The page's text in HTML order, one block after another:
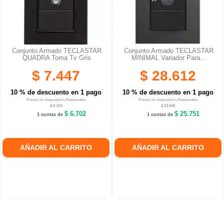
Conjunto Armado TECLASTAR
QUADRA Toma Tv Gris
$ 7.447
10 % de descuento en 1 pago
Precio sin Impuestos Nacionales
$ 6.154
1 cuotas de $ 6.702
AÑADIR AL CARRITO
Conjunto Armado TECLASTAR
MINIMAL Variador Para...
$ 28.612
10 % de descuento en 1 pago
Precio sin Impuestos Nacionales
$ 23.646
1 cuotas de$ 25.751
AÑADIR AL CARRITO